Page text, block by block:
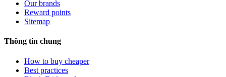
Our brands
Reward points
Sitemap
Thông tin chung
How to buy cheaper
Best practices